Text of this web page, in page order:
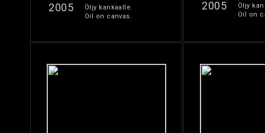
2005
Öljy kankaalle.
Oil on canvas.
2005
Öljy
Oil on